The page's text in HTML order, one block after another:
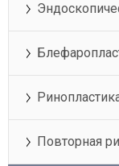
Повторная